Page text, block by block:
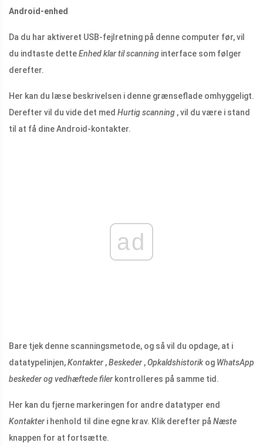
Android-enhed
Da du har aktiveret USB-fejlretning på denne computer før, vil
du indtaste detteEnhed klar til scanning interface som følger
derefter.
Her kan du læse beskrivelsen i denne grænseflade omhyggeligt.
Derefter vil du vide det med Hurtig scanning , vil du være i stand
til at få dine Android-kontakter.
ad
Bare tjek denne scanningsmetode, og så vil du opdage, at i
datatypelinjen,Kontakter ,Beskeder ,Opkaldshistorik og WhatsApp
beskeder og vedhæftede filer kontrolleres på samme tid.
Her kan du fjerne markeringen for andre datatyper end
Kontakter i henhold til dine egne krav. Klik derefter på Næste
knappen for at fortsætte.